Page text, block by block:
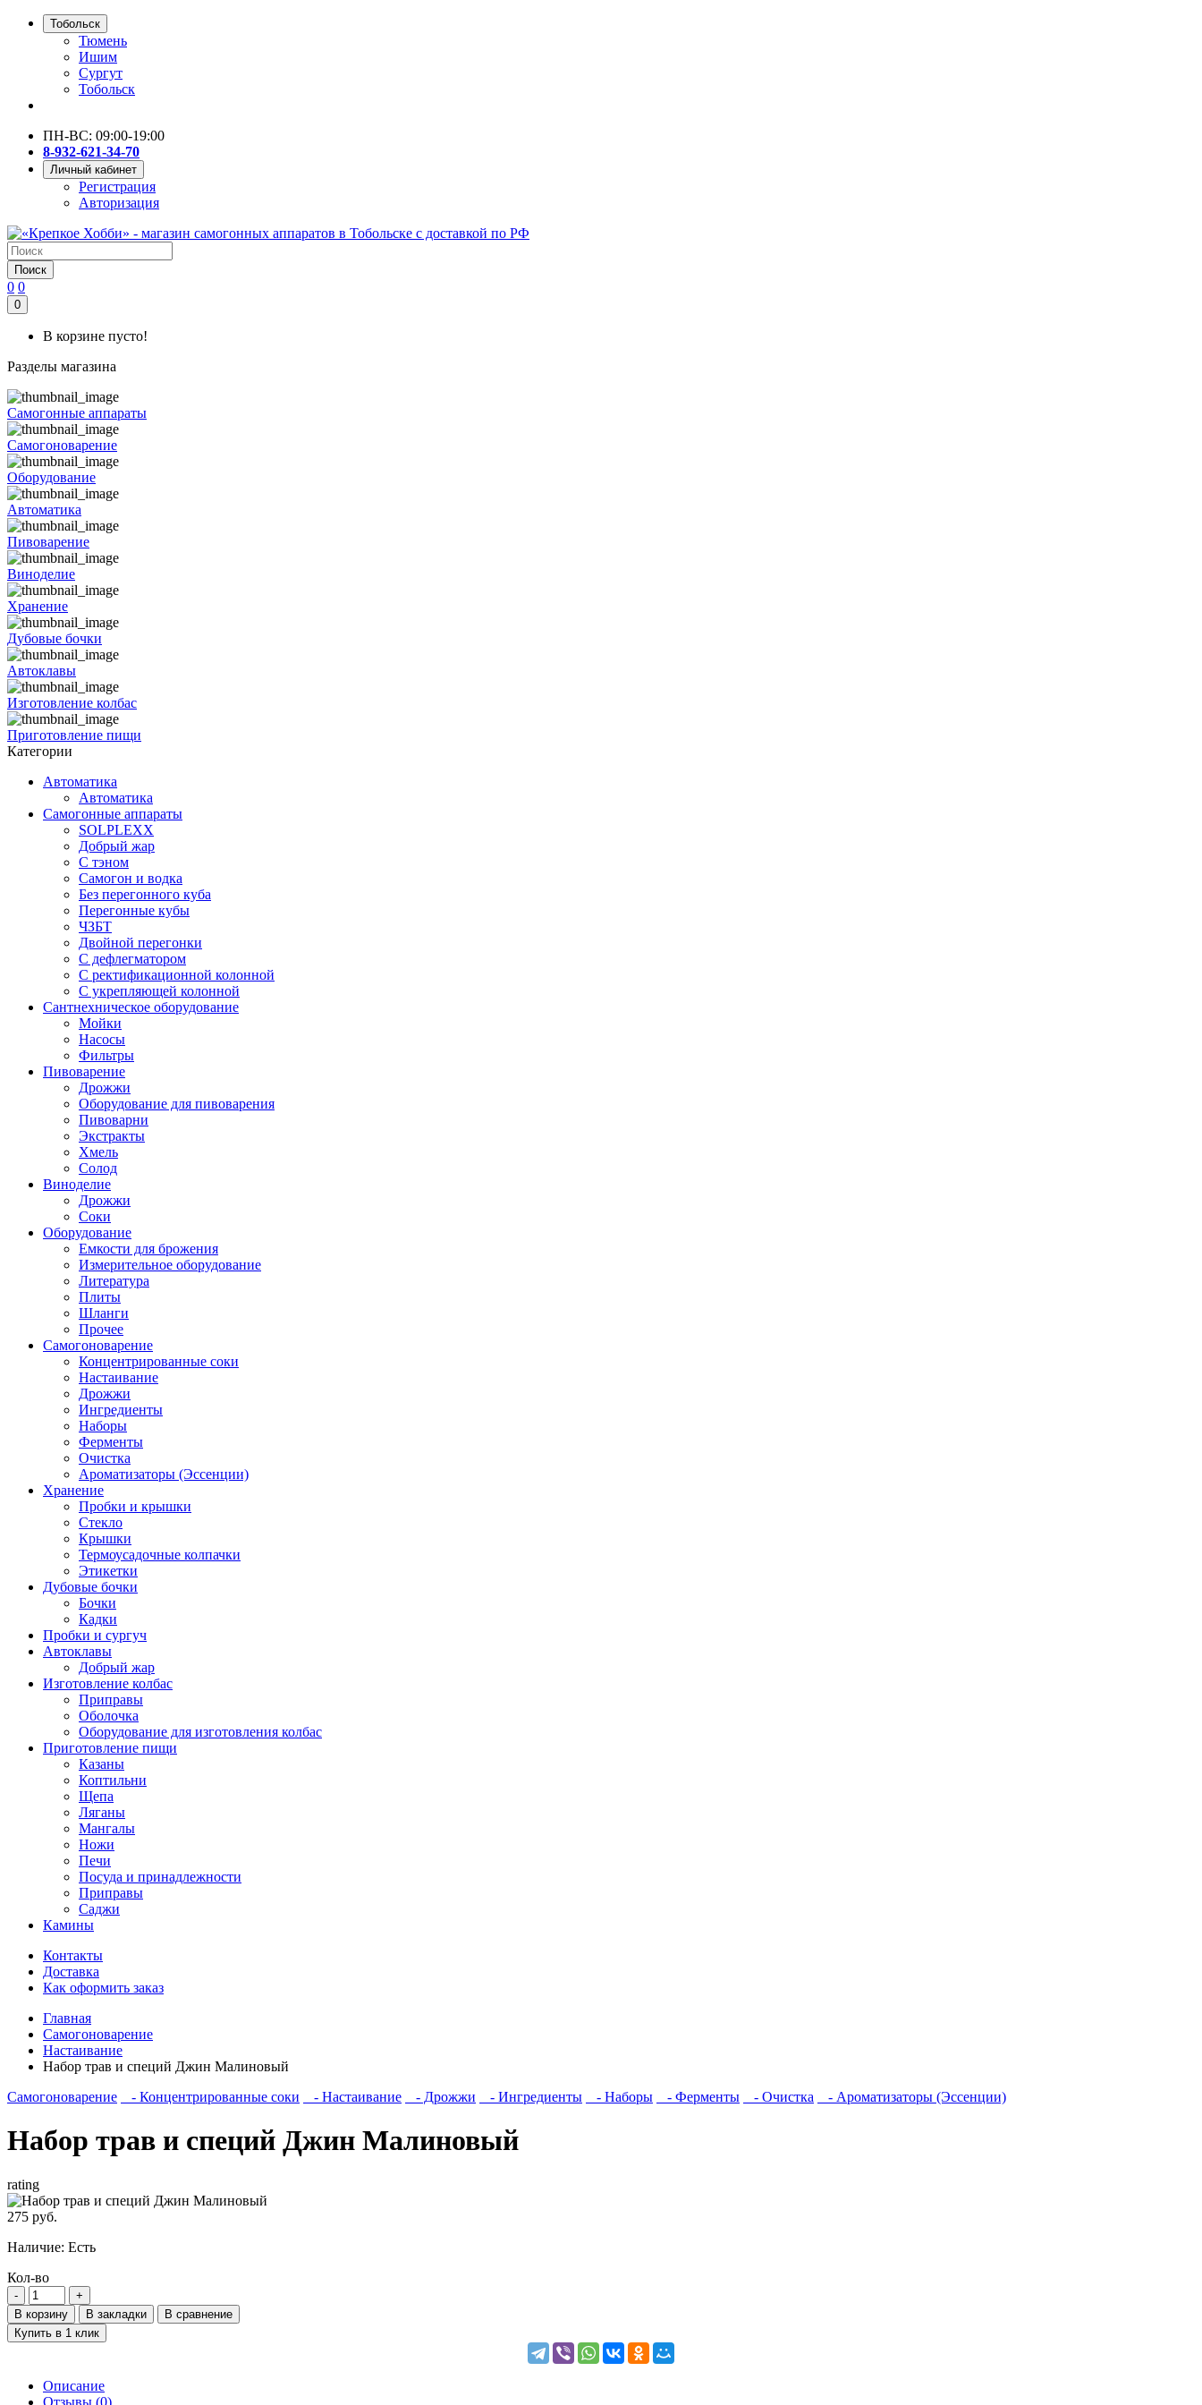
Тобольск
Тюмень
Ишим
Сургут
Тобольск
ПН-ВС: 09:00-19:00
8-932-621-34-70
Личный кабинет
Регистрация
Авторизация
Поиск
0 0
0
В корзине пусто!
Разделы магазина
Самогонные аппараты
Самогоноварение
Оборудование
Автоматика
Пивоварение
Виноделие
Хранение
Дубовые бочки
Автоклавы
Изготовление колбас
Приготовление пищи
Категории
Автоматика
Автоматика
Самогонные аппараты
SOLPLEXX
Добрый жар
С тэном
Самогон и водка
Без перегонного куба
Перегонные кубы
ЧЗБТ
Двойной перегонки
С дефлегматором
С ректификационной колонной
С укрепляющей колонной
Сантнехническое оборудование
Мойки
Насосы
Фильтры
Пивоварение
Дрожжи
Оборудование для пивоварения
Пивоварни
Экстракты
Хмель
Солод
Виноделие
Дрожжи
Соки
Оборудование
Емкости для брожения
Измерительное оборудование
Литература
Плиты
Шланги
Прочее
Самогоноварение
Концентрированные соки
Настаивание
Дрожжи
Ингредиенты
Наборы
Ферменты
Очистка
Ароматизаторы (Эссенции)
Хранение
Пробки и крышки
Стекло
Крышки
Термоусадочные колпачки
Этикетки
Дубовые бочки
Бочки
Кадки
Пробки и сургуч
Автоклавы
Добрый жар
Изготовление колбас
Приправы
Оболочка
Оборудование для изготовления колбас
Приготовление пищи
Казаны
Коптильни
Щепа
Ляганы
Мангалы
Ножи
Печи
Посуда и принадлежности
Приправы
Саджи
Камины
Контакты
Доставка
Как оформить заказ
Главная
Самогоноварение
Настаивание
Набор трав и специй Джин Малиновый
Самогоноварение
- Концентрированные соки - Настаивание - Дрожжи - Ингредиенты - Наборы - Ферменты - Очистка - Ароматизаторы (Эссенции)
Набор трав и специй Джин Малиновый
rating
275 руб.
Наличие: Есть
Кол-во
В корзину В закладки
В сравнение
Купить в 1 клик
Описание
Отзывы (0)